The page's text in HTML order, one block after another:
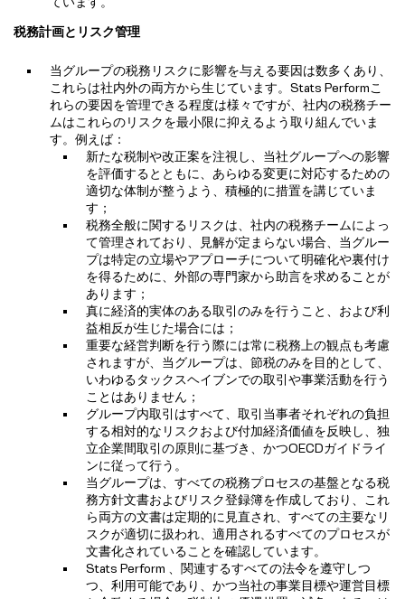
税務計画とリスク管理
当グループの税務リスクに影響を与える要因は数多くあり、
これらは社内外の両方から生じています。Stats Performこ
れらの要因を管理できる程度は様々ですが、社内の税務チー
ムはこれらのリスクを最小限に抑えるよう取り組んでいま
す。例えば：
新たな税制や改正案を注視し、当社グループへの影響
を評価するとともに、あらゆる変更に対応するための
適切な体制が整うよう、積極的に措置を講じていま
す；
税務全般に関するリスクは、社内の税務チームによっ
て管理されており、見解が定まらない場合、当グルー
プは特定の立場やアプローチについて明確化や裏付け
を得るために、外部の専門家から助言を求めることが
あります；
真に経済的実体のある取引のみを行うこと、および利
益相反が生じた場合には；
重要な経営判断を行う際には常に税務上の観点も考慮
されますが、当グループは、節税のみを目的として、
いわゆるタックスヘイブンでの取引や事業活動を行う
ことはありません；
グループ内取引はすべて、取引当事者それぞれの負担
する相対的なリスクおよび付加経済価値を反映し、独
立企業間取引の原則に基づき、かつOECDガイドライ
ンに従って行う。
当グループは、すべての税務プロセスの基盤となる税
務方針文書およびリスク登録簿を作成しており、これ
ら両方の文書は定期的に見直され、すべての主要なリ
スクが適切に扱われ、適用されるすべてのプロセスが
文書化されていることを確認しています。
Stats Perform 、関連するすべての法令を遵守しつ
つ、利用可能であり、かつ当社の事業目標や運営目標